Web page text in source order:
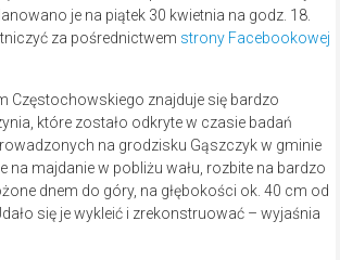
je na piątek 30 kwietnia na godz. 18.
za pośrednictwem strony Facebookowej
Częstochowskiego znajduje się bardzo
które zostało odkryte w czasie badań
na grodzisku Gąszczyk w gminie
na majdanie w pobliżu wału, rozbite na bardzo
dnem do góry, na głębokości ok. 40 cm od
się je wykleić i zrekonstruować – wyjaśnia